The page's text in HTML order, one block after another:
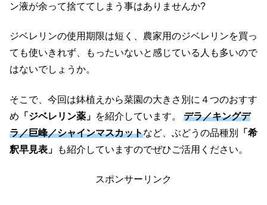
ン液が余って捨ててしまう事はありませんか?
ジベレリンの使用期限は短く、農家用のジベレリンを買っ
ても使いきれず、もったいないと感じている人も多いので
はないでしょうか。
そこで、今回は鉢植えから菜園の大きさ別に４つのおすす
め 「ジベレリン薬」 を紹介しています。 デラ／キングデ
ラ／巨峰／シャインマスカットなど、ぶどうの品種別
「希
釈早見表」
も紹介していますのでぜひご活用ください。
スポンサーリンク